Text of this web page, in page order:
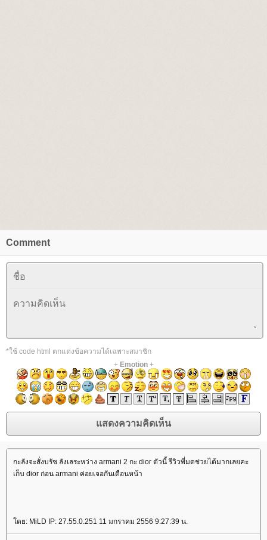
Comment
*ใช้ code html ตกแต่งข้อความได้เฉพาะสมาชิก
+ Emotion+
กะลังจะสั่งบรัช ลังเลระหว่าง armani 2 กะ dior ตัวนี้ รีวิวพี่มดช่วยได้มากเลยคะ
เก็บ dior ก่อน armani ค่อยเจอกันเดือนหน้า
ดย: MiLD IP: 27.55.0.251 11 มกราคม 2556 9:27:39 น.